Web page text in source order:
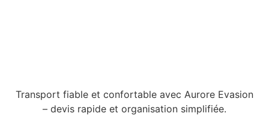
Transport fiable et confortable avec Aurore Evasion
– devis rapide et organisation simplifiée.